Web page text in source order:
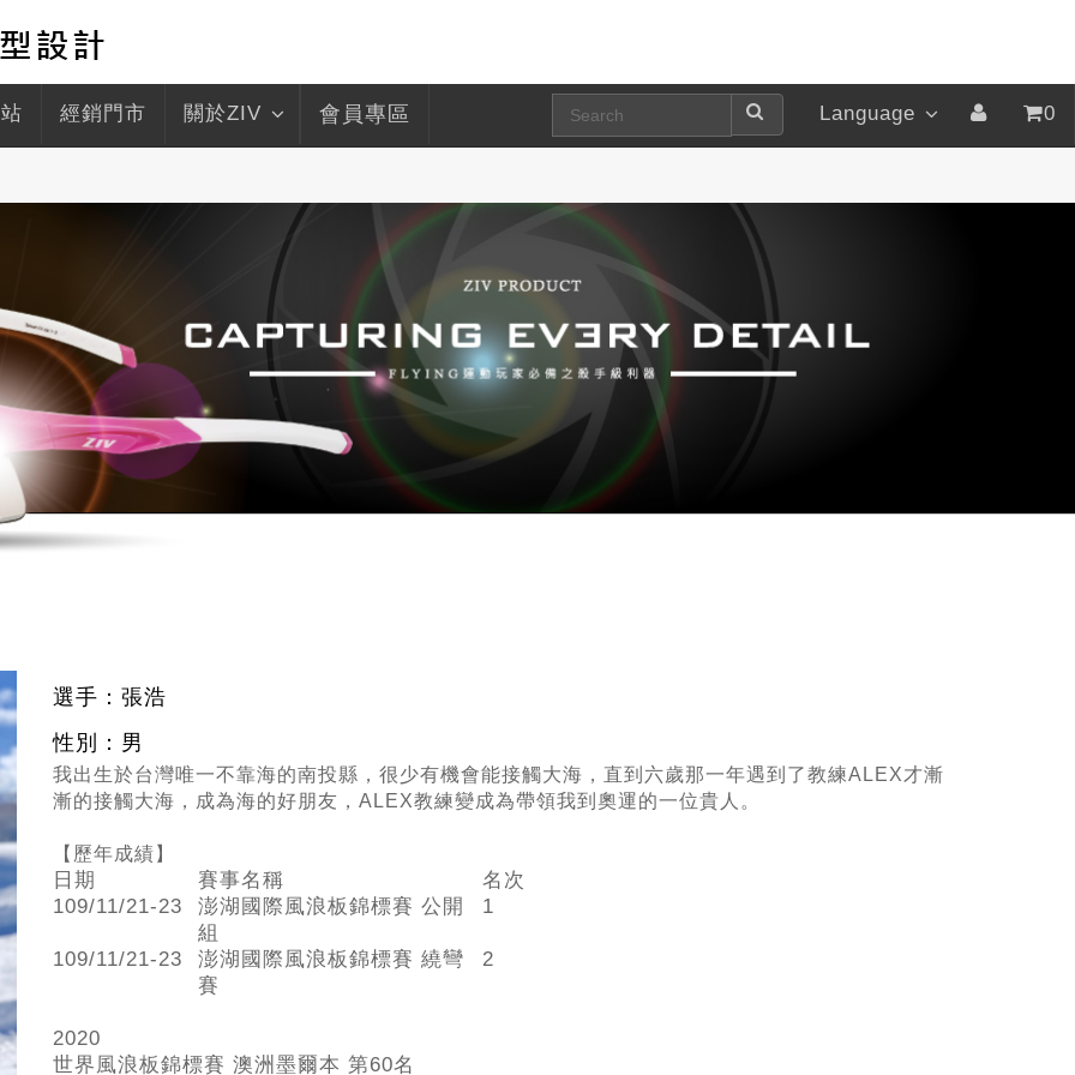
經銷門市 關於ZIV 會員專區 Language 0
選手：張浩
性別：男
我出生於台灣唯一不靠海的南投縣，很少有機會能接觸大海，直到六歲那一年遇到了教練ALEX才漸
漸的接觸大海，成為海的好朋友，ALEX教練變成為帶領我到奧運的一位貴人。
【歷年成績】
日期 賽事名稱
名次
109/11/21-23
澎湖國際風浪板錦標賽 公開
組
1
109/11/21-23
澎湖國際風浪板錦標賽 繞彎
賽
2
2020
世界風浪板錦標賽 澳洲墨爾本 第60名